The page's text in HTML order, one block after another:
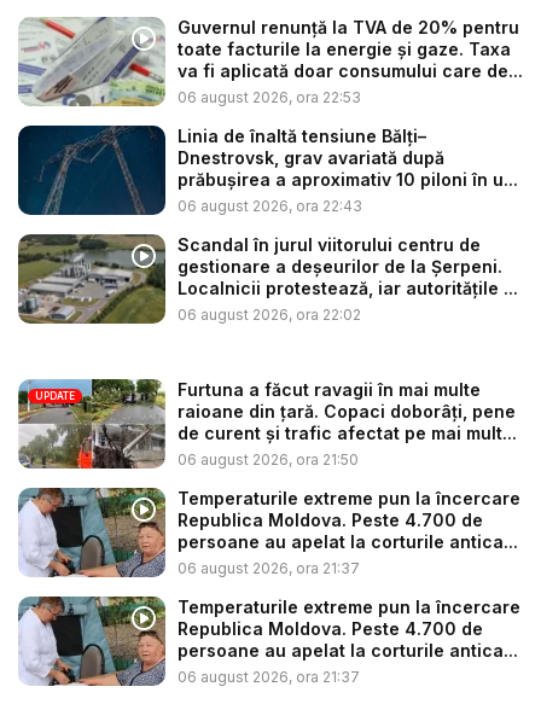
Guvernul renunță la TVA de 20% pentru
toate facturile la energie și gaze. Taxa
va fi aplicată doar consumului care de...
06 august 2026, ora 22:53
Linia de înaltă tensiune Bălți–
Dnestrovsk, grav avariată după
prăbușirea a aproximativ 10 piloni în u...
06 august 2026, ora 22:43
Scandal în jurul viitorului centru de
gestionare a deșeurilor de la Șerpeni.
Localnicii protestează, iar autoritățile ...
06 august 2026, ora 22:02
UPDATE
Furtuna a făcut ravagii în mai multe
raioane din țară. Copaci doborâți, pene
de curent și trafic afectat pe mai mult...
06 august 2026, ora 21:50
Temperaturile extreme pun la încercare
Republica Moldova. Peste 4.700 de
persoane au apelat la corturile antica...
06 august 2026, ora 21:37
Temperaturile extreme pun la încercare
Republica Moldova. Peste 4.700 de
persoane au apelat la corturile antica...
06 august 2026, ora 21:37